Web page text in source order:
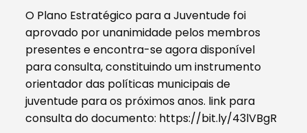
O Plano Estratégico para a Juventude foi
aprovado por unanimidade pelos membros
presentes e encontra-se agora disponível
para consulta, constituindo um instrumento
orientador das políticas municipais de
juventude para os próximos anos. link para
consulta do documento: https://bit.ly/43lVBgR